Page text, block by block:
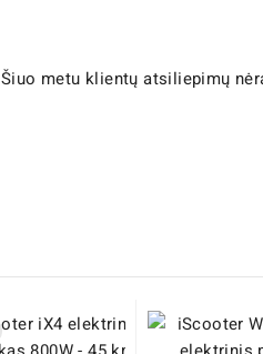
Šiuo metu klientų atsiliepimų